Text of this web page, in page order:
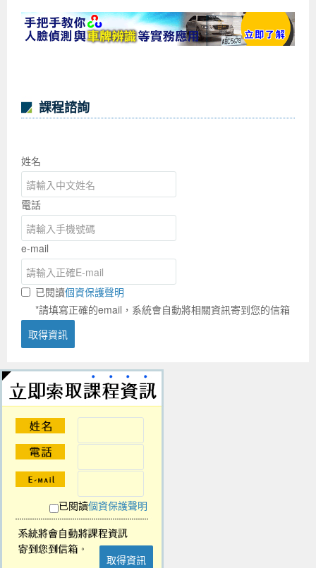
課程諮詢
姓名
電話
e-mail
已閱讀個資保護聲明
*請填寫正確的email，系統會自動將相關資訊寄到您的信箱
取得資訊
已閱讀個資保護聲明
取得資訊